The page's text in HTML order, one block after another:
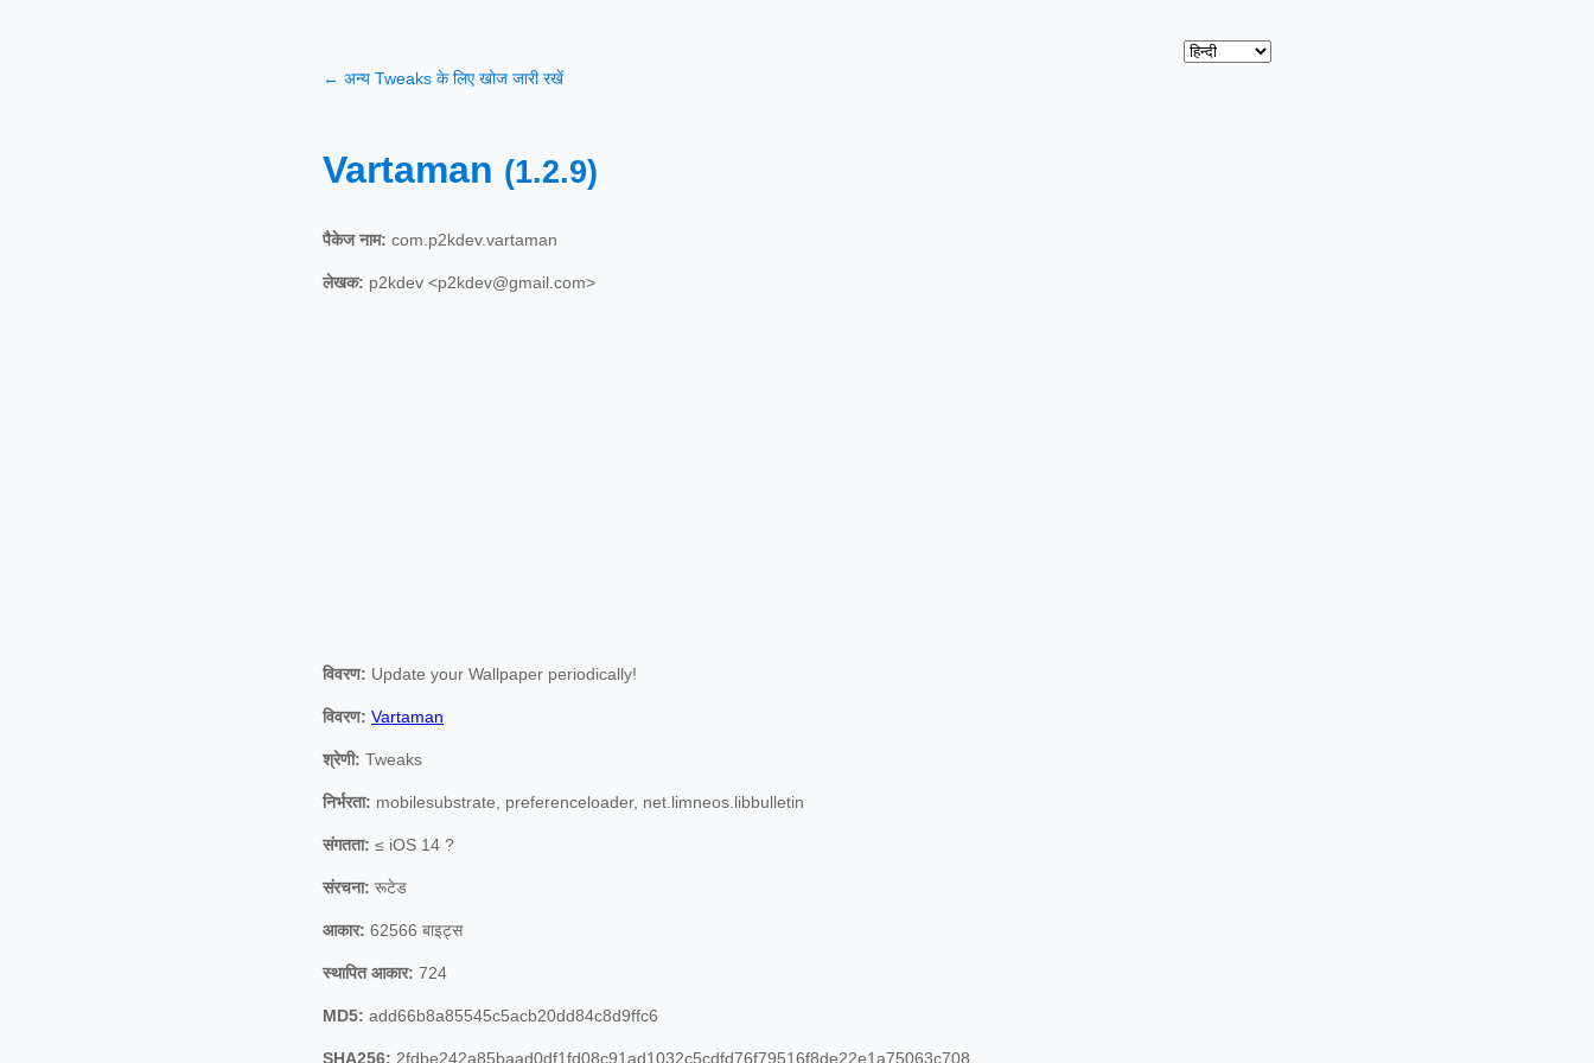
← अन्य Tweaks के लिए खोज जारी रखें
Vartaman (1.2.9)
पैकेज नाम: com.p2kdev.vartaman
लेखक: p2kdev <p2kdev@gmail.com>
विवरण: Update your Wallpaper periodically!
विवरण: Vartaman
श्रेणी: Tweaks
निर्भरता: mobilesubstrate, preferenceloader, net.limneos.libbulletin
संगतता: ≤ iOS 14 ?
संरचना: रूटेड
आकार: 62566 बाइट्स
स्थापित आकार: 724
MD5: add66b8a85545c5acb20dd84c8d9ffc6
SHA256: 2fdbe242a85baad0df1fd08c91ad1032c5cdfd76f79516f8de22e1a75063c708